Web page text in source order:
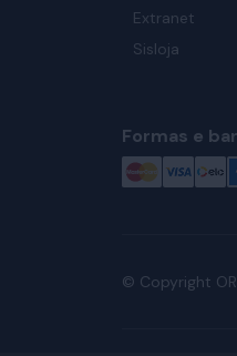
Extranet
Sisloja
Formas e
© Copyright